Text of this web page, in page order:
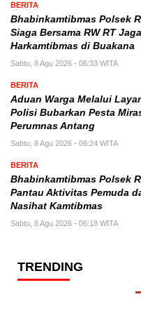
BERITA
Bhabinkamtibmas Polsek
Siaga Bersama RW RT Jaga
Harkamtibmas di Buakana
Sabtu, 8 Agu 2026 - 06:33 WITA
BERITA
Aduan Warga Melalui
Polisi Bubarkan Pesta
Perumnas Antang
Sabtu, 8 Agu 2026 - 06:24 WITA
BERITA
Bhabinkamtibmas Polsek
Pantau Aktivitas Pemuda
Nasihat Kamtibmas
Sabtu, 8 Agu 2026 - 06:18 WITA
TRENDING